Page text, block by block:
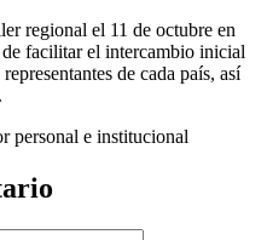
regional el 11 de octubre en
facilitar el intercambio inicial
de cada país, así
personal e institucional